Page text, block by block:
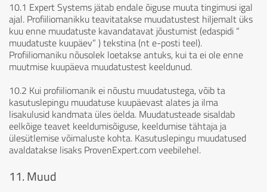
10.1 Expert Systems jätab endale õiguse muuta tingimusi igal
ajal. Profiiliomanikku teavitatakse muudatustest hiljemalt üks
kuu enne muudatuste kavandatavat jõustumist (edaspidi “
muudatuste kuupäev” ) tekstina (nt e-posti teel).
Profiiliomaniku nõusolek loetakse antuks, kui ta ei ole enne
muutmise kuupäeva muudatustest keeldunud.
10.2 Kui profiiliomanik ei nõustu muudatustega, võib ta
kasutuslepingu muudatuse kuupäevast alates ja ilma
lisakulusid kandmata üles öelda. Muudatusteade sisaldab
eelkõige teavet keeldumisõiguse, keeldumise tähtaja ja
ülesütlemise võimaluste kohta. Kasutuslepingu muudatused
avaldatakse lisaks ProvenExpert.com veebilehel.
11. Muud